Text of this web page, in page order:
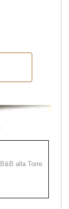
alla Torre